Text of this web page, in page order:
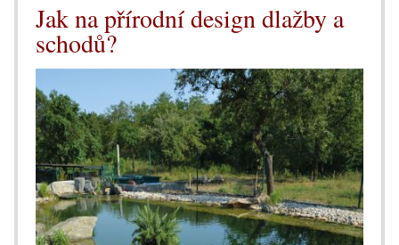
Jak na přírodní design dlažby a
schodů?